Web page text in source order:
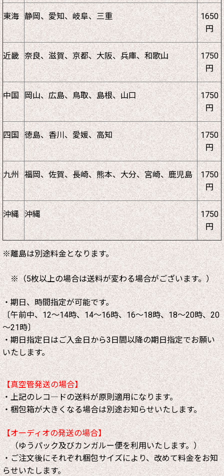
東海 静岡、愛知、岐阜、三重
1650
円
近畿 奈良、滋賀、京都、大阪、兵庫、和歌山
1750
円
中国 岡山、広島、鳥取、島根、山口
1750
円
四国 徳島、香川、愛媛、高知
1750
円
九州 福岡、佐賀、長崎、熊本、大分、宮崎、鹿児島
1750
円
沖縄 沖縄
1750
円
※離島は別途料金となります。
※（5枚以上の場合は送料が変わる場合がございます。）
・期日、時間指定が可能です。
〔午前中、12～14時、14～16時、16～18時、18～20時、20
～21時〕
・期日指定日はご入金日から3日間以降の期日指定でお願い
いたします。
【真空管発送の場合】
・上記のレコ―ドの送料が原則適用になります。
・梱包箱が大きくなる場合は別途お知らせいたします。
【オーディオの発送の場合】
（ゆうパック及びカンガルー便を利用いたします。）
・ご注文後にそれぞれ梱包サイズにより、改めて料金をお知
らせいたします。